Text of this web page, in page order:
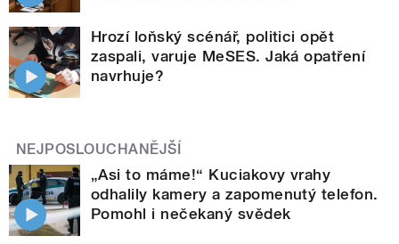
Hrozí loňský scénář, politici opět
zaspali, varuje MeSES. Jaká opatření
navrhuje?
NEJPOSLOUCHANĚJŠÍ
„Asi to máme!“ Kuciakovy vrahy
odhalily kamery a zapomenutý telefon.
Pomohl i nečekaný svědek